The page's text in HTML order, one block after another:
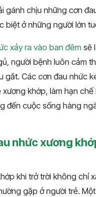
gánh chịu những cơn
biệt ở những người lớn
xảy ra vào ban đêm sẽ
người bệnh luôn cảm
gắt. Các cơn đau nhức
khớp, làm hạn chế
đến cuộc sống hàng
nhức xương
khi trở trời không chỉ
gặp ở người trẻ.